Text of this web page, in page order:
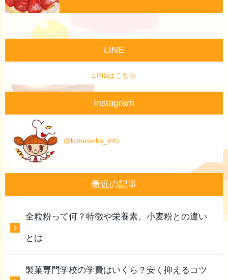
LINE
LINEはこちら
Instagram
@kobeseika_info
最近の記事
全粒粉って何？特徴や栄養素、小麦粉との違い
とは
製菓専門学校の学費はいくら？安く抑えるコツ